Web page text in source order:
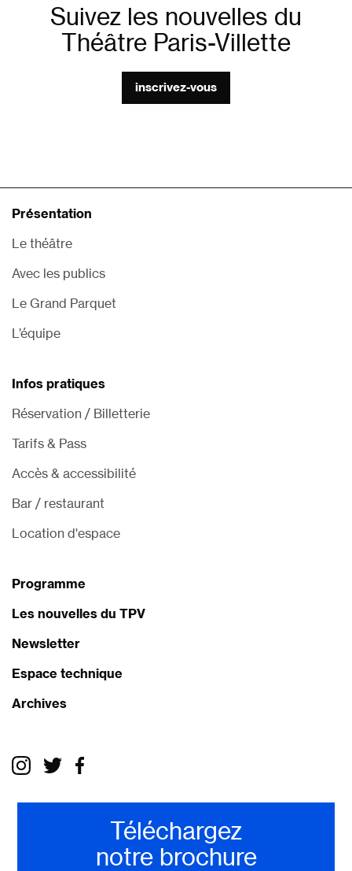
Suivez les nouvelles du
Théâtre Paris-Villette
inscrivez-vous
Présentation
Le théâtre
Avec les publics
Le Grand Parquet
L’équipe
Infos pratiques
Réservation / Billetterie
Tarifs & Pass
Accès & accessibilité
Bar / restaurant
Location d'espace
Programme
Les nouvelles du TPV
Newsletter
Espace technique
Archives
Téléchargez
notre brochure